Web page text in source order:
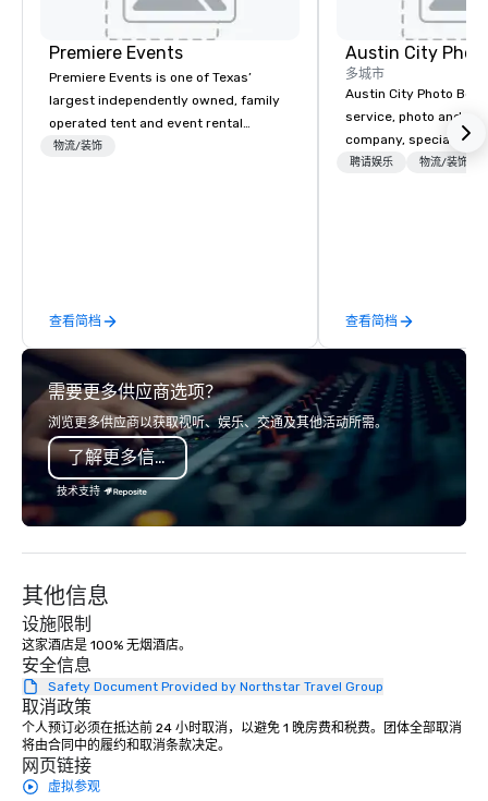
Premiere Events
Premiere Events is one of Texas’
largest independently owned, family
operated tent and event rental
companies. With 4 ideally located
Premiere showrooms, filled with
exciting rental selections, brimming
with Texas Hospitality. We invite you to
virtually visit one or all of our 4
locations and to be our guest, at the
Premiere location that can serve you
best. As the leading provider of
exciting wedding rental selections
and unparalleled event rental support,
inspire us. To us, Love is Love, and
whatever its form, it’s a Beautiful
Thing. We celebrate all loving
relationships that bring people
together, and support all wedding
couples throughout our communities.
We’re huge fans of socials and
celebrations where people share
laughter and find joy. From birthdays,
to anniversaries, to graduations and
more, Premiere will bring the basics
物流/装饰
查看简档
Austin City
多城市
Austin City Photo
service, photo and
company, specializing
of all occasions
to be memorable as
measurable. Digital
mementos, your
walk away with a
last a lifetime.
聘请娱乐 物流/装饰
查看简档
需要更多供应商选项？
浏览更多供应商以获取视听、娱乐、交通及其他活动所需。
了解更多信息
技术支持
其他信息
设施限制
这家酒店是 100% 无烟酒店。
安全信息
Safety Document Provided by Northstar Travel Group
取消政策
个人预订必须在抵达前 24 小时取消，以避免 1 晚房费和税费。团体全部取消
将由合同中的履约和取消条款决定。
网页链接
虚拟参观